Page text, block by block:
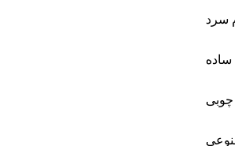
سرد
ساده
چوبی